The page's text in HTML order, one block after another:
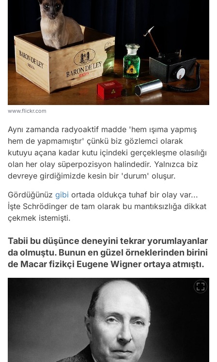
www.flickr.com
Aynı zamanda radyoaktif madde 'hem ışıma yapmış
hem de yapmamıştır' çünkü biz gözlemci olarak
kutuyu açana kadar kutu içindeki gerçekleşme olasılığı
olan her olay süperpozisyon halindedir. Yalnızca biz
devreye girdiğimizde kesin bir 'durum' oluşur.
Gördüğünüz gibi ortada oldukça tuhaf bir olay var...
İşte Schrödinger de tam olarak bu mantıksızlığa dikkat
çekmek istemişti.
Tabii bu düşünce deneyini tekrar yorumlayanlar
da olmuştu. Bunun en güzel örneklerinden birini
de Macar fizikçi Eugene Wigner ortaya atmıştı.